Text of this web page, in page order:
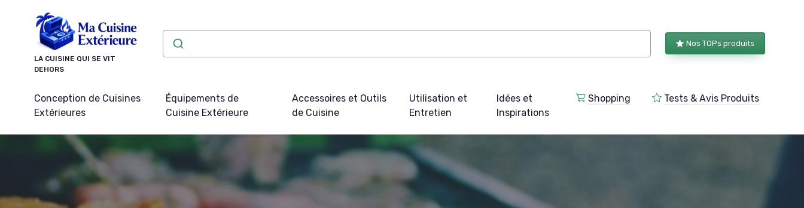
LA CUISINE QUI SE VIT
DEHORS
Nos TOPs produits
Conception de Cuisines
Extérieures
Équipements de
Cuisine Extérieure
Accessoires et Outils
de Cuisine
Utilisation et
Entretien
Idées et
Inspirations
Shopping Tests & Avis Produits